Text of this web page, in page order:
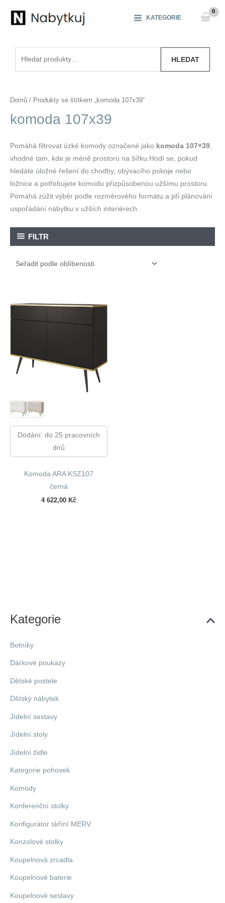
KATEGORIE
HLEDAT
Kategorie
Botníky
Dárkové poukazy
Dětské postele
Dětský nábytek
Jídelní sestavy
Jídelní stoly
Jídelní židle
Kategorie pohovek
Komody
Konferenční stolky
Konfigurátor skříní MERV
Konzolové stolky
Koupelnová zrcadla
Koupelnové baterie
Koupelnové sestavy
Domů / Produkty se štítkem „komoda 107x39“
komoda 107x39
Pomáhá filtrovat úzké komody označené jako komoda 107×39
vhodné tam, kde je méně prostoru na šířku.Hodí se, pokud
hledáte úložné řešení do chodby, obývacího pokoje nebo
ložnice a potřebujete komodu přizpůsobenou užšímu prostoru.
Pomáhá zúžit výběr podle rozměrového formátu a při plánování
uspořádání nábytku v užších interiérech.
FILTR
Dodání: do 25 pracovních
dnů
Komoda ARA KSZ107
černá
4 622,00 Kč